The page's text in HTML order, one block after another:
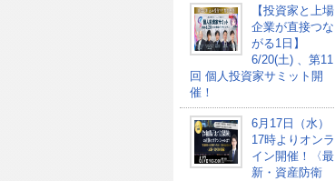
【投資家と上場
企業が直接つな
がる1日】
6/20(土) 、第11
回 個人投資家サミット開
催！
6月17日（水）
17時よりオンラ
イン開催！〈最
新・資産防衛